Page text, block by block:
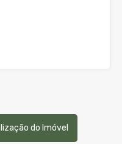
do Imóvel